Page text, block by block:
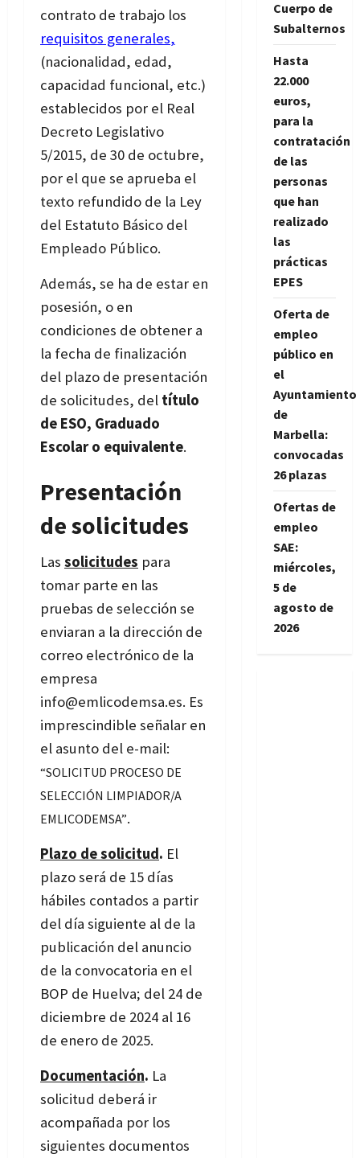
contrato de trabajo los
requisitos generales,
(nacionalidad, edad,
capacidad funcional, etc.)
establecidos por el Real
Decreto Legislativo
5/2015, de 30 de octubre,
por el que se aprueba el
texto refundido de la Ley
del Estatuto Básico del
Empleado Público.
Además, se ha de estar en
posesión, o en
condiciones de obtener a
la fecha de finalización
del plazo de presentación
de solicitudes, del título
de ESO, Graduado
Escolar o equivalente.
Presentación
de solicitudes
Las solicitudes para
tomar parte en las
pruebas de selección se
enviaran a la dirección de
correo electrónico de la
empresa
info@emlicodemsa.es. Es
imprescindible señalar en
el asunto del e-mail:
“SOLICITUD PROCESO DE
SELECCIÓN LIMPIADOR/A
EMLICODEMSA”.
Plazo de solicitud. El
plazo será de 15 días
hábiles contados a partir
del día siguiente al de la
publicación del anuncio
de la convocatoria en el
BOP de Huelva; del 24 de
diciembre de 2024 al 16
de enero de 2025.
Documentación. La
solicitud deberá ir
acompañada por los
siguientes documentos
Cuerpo de
Subalternos
Hasta
22.000
euros,
para la
contratación
de las
personas
que han
realizado
las
prácticas
EPES
Oferta de
empleo
público en
el
Ayuntamiento
de
Marbella:
convocadas
26 plazas
Ofertas de
empleo
SAE:
miércoles,
5 de
agosto de
2026